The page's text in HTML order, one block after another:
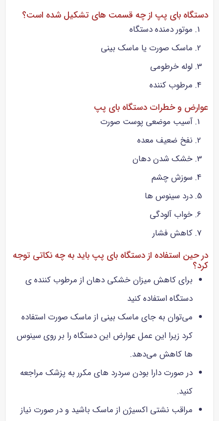
دستگاه بای پپ از چه قسمت های تشکیل شده است؟
موتور دمنده دستگاه
ماسک صورت یا ماسک بینی
لوله خرطومی
مرطوب کننده
عوارض و خطرات دستگاه بای پپ
آسیب موضعی پوست صورت
نفخ ضعیف معده
خشک شدن دهان
سوزش چشم
درد سینوس ها
خواب آلودگی
کاهش فشار
در حین استفاده از دستگاه بای پپ باید به چه نکاتی توجه
کرد؟
برای کاهش میزان خشکی دهان از مرطوب کننده ی
دستگاه استفاده کنید
می‌توان به جای ماسک بینی از ماسک صورت استفاده
کرد زیرا این عمل عوارض این دستگاه را بر روی سینوس
ها کاهش می‌دهد.
در صورت دارا بودن سردرد های مکرر به پزشک مراجعه
کنید.
مراقب نشتی اکسیژن از ماسک باشید و در صورت نیاز